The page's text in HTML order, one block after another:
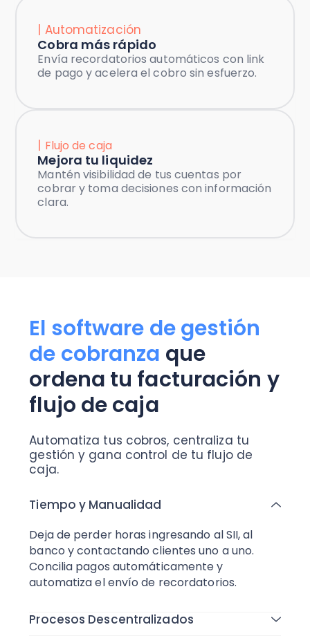
| Automatización
Cobra más rápido
Envía recordatorios automáticos con link
de pago y acelera el cobro sin esfuerzo.
| Flujo de caja
Mejora tu liquidez
Mantén visibilidad de tus cuentas por
cobrar y toma decisiones con información
clara.
El software de gestión
de cobranza que
ordena tu facturación y
flujo de caja
Automatiza tus cobros, centraliza tu
gestión y gana control de tu flujo de
caja.
Tiempo y Manualidad
Deja de perder horas ingresando al SII, al
banco y contactando clientes uno a uno.
Concilia pagos automáticamente y
automatiza el envío de recordatorios.
Procesos Descentralizados